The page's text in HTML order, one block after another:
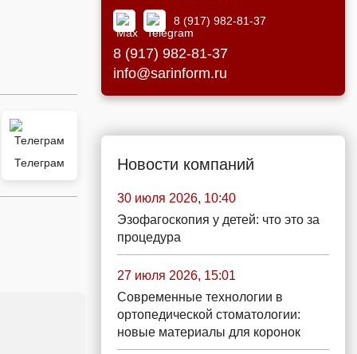
Телеграм
8 (917) 982-81-37
8 (917) 982-81-37
info@sarinform.ru
Новости компаний
30 июля 2026, 10:40
Эзофагоскопия у детей: что это за
процедура
27 июля 2026, 15:01
Современные технологии в
ортопедической стоматологии:
новые материалы для коронок